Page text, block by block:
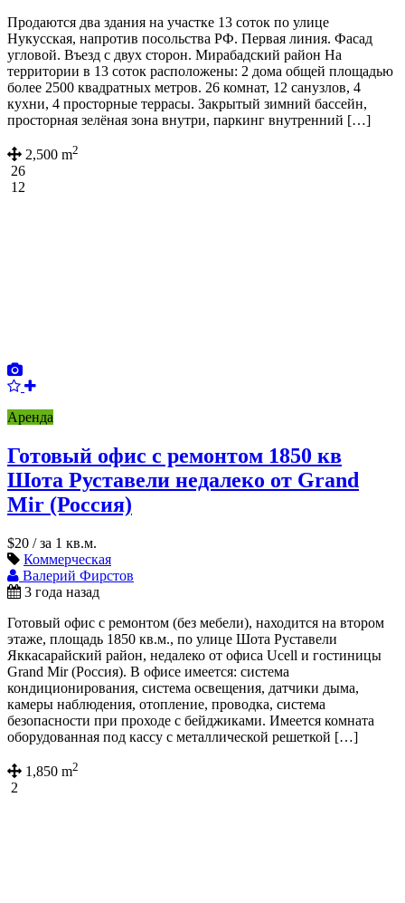
Продаются два здания на участке 13 соток по улице
Нукусская, напротив посольства РФ. Первая линия. Фасад
угловой. Въезд с двух сторон. Мирабадский район На
территории в 13 соток расположены: 2 дома общей площадью
более 2500 квадратных метров. 26 комнат, 12 санузлов, 4
кухни, 4 просторные террасы. Закрытый зимний бассейн,
просторная зелёная зона внутри, паркинг внутренний […]
2,500 m2
26
12
Аренда
Готовый офис с ремонтом 1850 кв
Шота Руставели недалеко от Grand
Mir (Россия)
$20 / за 1 кв.м.
Коммерческая
Валерий Фирстов
3 года назад
Готовый офис с ремонтом (без мебели), находится на втором
этаже, площадь 1850 кв.м., по улице Шота Руставели
Яккасарайский район, недалеко от офиса Ucell и гостиницы
Grand Mir (Россия). В офисе имеется: система
кондиционирования, система освещения, датчики дыма,
камеры наблюдения, отопление, проводка, система
безопасности при проходе с бейджиками. Имеется комната
оборудованная под кассу с металлической решеткой […]
1,850 m2
2